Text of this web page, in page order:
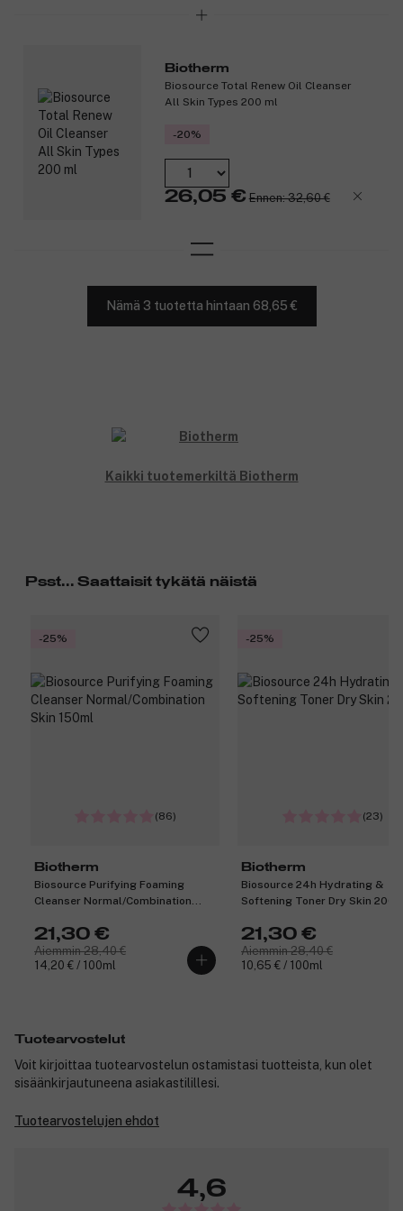
Biotherm
Biosource Total Renew Oil Cleanser
All Skin Types 200 ml
-20%
26,05 € Ennen: 32,60 €
Nämä 3 tuotetta hintaan 68,65 €
Kaikki tuotemerkiltä Biotherm
Psst... Saattaisit tykätä näistä
-25%
(86)
Biotherm
Biosource Purifying Foaming
Cleanser Normal/Combination
21,30 €
Aiemmin 28,40 €
14,20 € / 100ml
-25%
(23)
Biotherm
Biosource 24h Hydrating &
Softening Toner Dry Skin
21,30 €
Aiemmin 28,40 €
10,65 € / 100ml
Tuotearvostelut
Voit kirjoittaa tuotearvostelun ostamistasi tuotteista, kun olet
sisäänkirjautuneena asiakastilillesi.
Tuotearvostelujen ehdot
4,6